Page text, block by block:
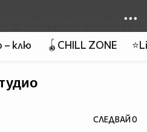
– клю 🪀CHILL ZONE
СЛЕДВАЙ0